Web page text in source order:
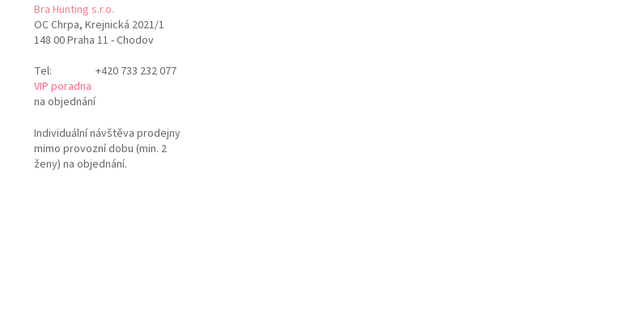
Bra Hunting s.r.o.
OC Chrpa, Krejnická 2021/1
148 00 Praha 11 - Chodov
Tel:
+420 733 232 077
VIP poradna
na objednání
Individuální návštěva prodejny
mimo provozní dobu (min. 2
ženy) na objednání.